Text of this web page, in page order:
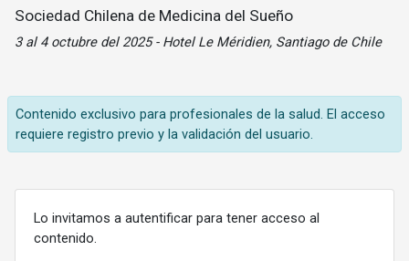
Sociedad Chilena de Medicina del Sueño
3 al 4 octubre del 2025 - Hotel Le Méridien, Santiago de Chile
Contenido exclusivo para profesionales de la salud. El acceso
requiere registro previo y la validación del usuario.
Lo invitamos a autentificar para tener acceso al
contenido.